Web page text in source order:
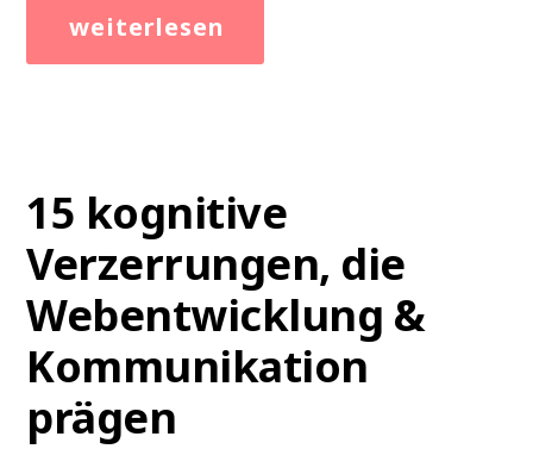
[Read
Gute
15 kognitive
Verzerrungen, die
Webentwicklung &
Kommunikation
prägen